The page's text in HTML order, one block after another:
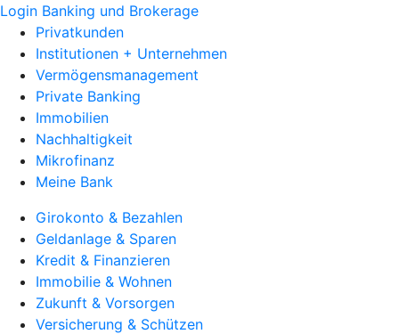
Login Banking und Brokerage
Privatkunden
Institutionen + Unternehmen
Vermögensmanagement
Private Banking
Immobilien
Nachhaltigkeit
Mikrofinanz
Meine Bank
Girokonto & Bezahlen
Geldanlage & Sparen
Kredit & Finanzieren
Immobilie & Wohnen
Zukunft & Vorsorgen
Versicherung & Schützen